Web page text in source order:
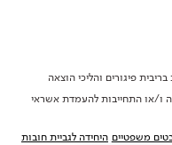
פיגורים והליכי הוצאה
ו/או התחייבות להעמדת אשראי
משפטיים היחידה לגביית חובות